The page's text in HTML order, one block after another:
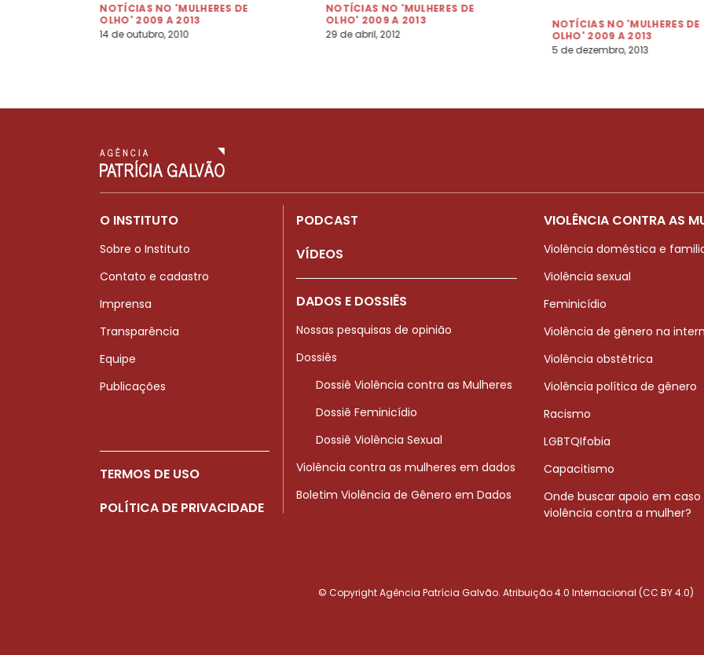
NOTÍCIAS NO 'MULHERES DE
OLHO' 2009 A 2013
14 de outubro, 2010
NOTÍCIAS NO 'MULHERES DE
OLHO' 2009 A 2013
29 de abril, 2012
NOTÍCIAS NO 'MULHERES DE
OLHO' 2009 A 2013
5 de dezembro, 2013
O INSTITUTO
Sobre o Instituto
Contato e cadastro
Imprensa
Transparência
Equipe
Publicações
TERMOS DE USO
POLÍTICA DE PRIVACIDADE
PODCAST
VÍDEOS
DADOS E DOSSIÊS
Nossas pesquisas de opinião
Dossiês
Dossiê Violência contra as Mulheres
Dossiê Feminicídio
Dossiê Violência Sexual
Violência contra as mulheres em dados
Boletim Violência de Gênero em Dados
VIOLÊNCIA CONTRA AS
Violência doméstica e
Violência sexual
Feminicídio
Violência de gênero na
Violência obstétrica
Violência política de gênero
Racismo
LGBTQIfobia
Capacitismo
Onde buscar apoio em caso
violência contra a mulher?
© Copyright Agência Patrícia Galvão. Atribuição 4.0 Internacional (CC BY 4.0)